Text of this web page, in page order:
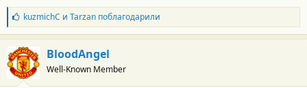
Б
л
а
г
о
д
а
kuzmichC и Tarzanпоблагодарили
BloodAngel
Well-Known Member